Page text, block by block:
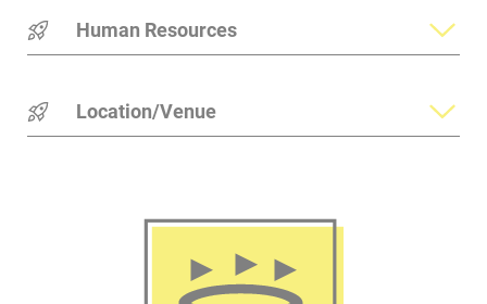
Human Resources
Location/Venue